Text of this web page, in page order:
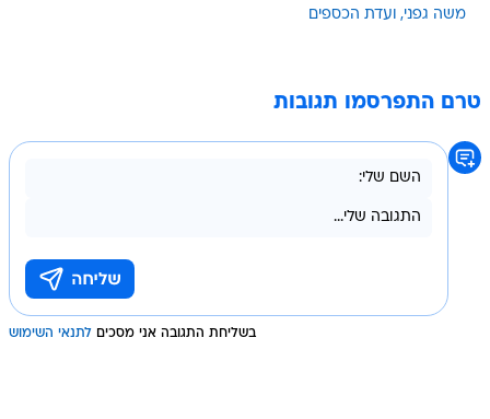
משה גפני
ועדת הכספים
טרם התפרסמו תגובות
בשליחת התגובה אני מסכים לתנאי השימוש